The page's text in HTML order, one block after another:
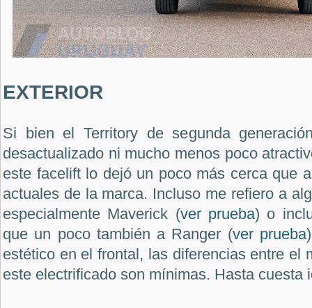
EXTERIOR
Si bien el Territory de segunda
desactualizado ni mucho menos poco
este facelift lo dejó un poco más cerca que
actuales de la marca. Incluso me refiero a
especialmente Maverick (ver prueba) o
que un poco también a Ranger (ver prueba
estético en el frontal, las diferencias entre el
este electrificado son mínimas. Hasta cuesta